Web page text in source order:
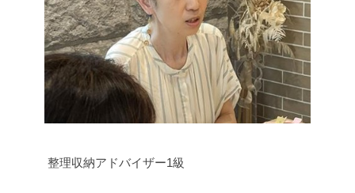
整理収納アドバイザー1級